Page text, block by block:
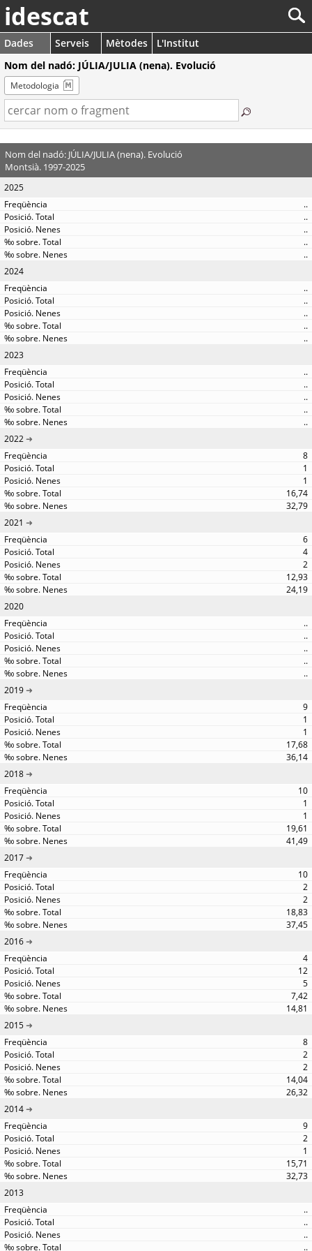
idescat
Dades Serveis Mètodes
L'Institut
Nom del nadó: JÚLIA/JULIA (nena). Evolució
Metodologia
Nom del nadó: JÚLIA/JULIA (nena). Evolució
Montsià. 1997-2025
2025
..
..
..
..
..
2024
..
..
..
..
..
2023
..
..
..
..
..
2022
8
1
1
16,74
32,79
2021
6
4
2
12,93
24,19
2020
..
..
..
..
..
2019
9
1
1
17,68
36,14
2018
10
1
1
19,61
41,49
2017
10
2
2
18,83
37,45
2016
4
12
5
7,42
14,81
2015
8
2
2
14,04
26,32
2014
9
2
1
15,71
32,73
2013
..
..
..
..